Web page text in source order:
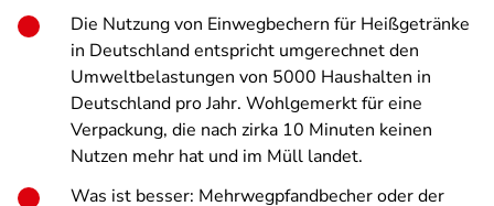
Die Nutzung von Einwegbechern für Heißgetränke
in Deutschland entspricht umgerechnet den
Umweltbelastungen von 5000 Haushalten in
Deutschland pro Jahr. Wohlgemerkt für eine
Verpackung, die nach zirka 10 Minuten keinen
Nutzen mehr hat und im Müll landet.
Was ist besser: Mehrwegpfandbecher oder der